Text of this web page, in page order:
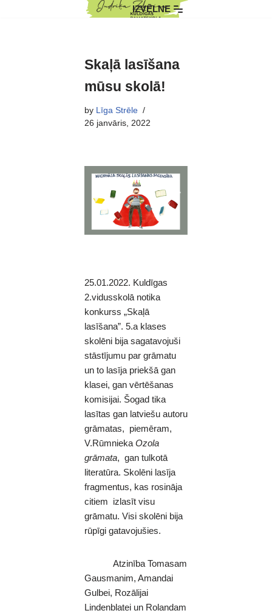
IZVĒLNE
Skaļā lasīšana
mūsu skolā!
by Līga Strēle
26 janvāris, 2022
25.01.2022. Kuldīgas
2.vidusskolā notika
konkurss „Skaļā
lasīšana”. 5.a klases
skolēni bija sagatavojuši
stāstījumu par grāmatu
un to lasīja priekšā gan
klasei, gan vērtēšanas
komisijai. Šogad tika
lasītas gan latviešu autoru
grāmatas, piemēram,
V.Rūmnieka Ozola
grāmata, gan tulkotā
literatūra. Skolēni lasīja
fragmentus, kas rosināja
citiem izlasīt visu
grāmatu. Visi skolēni bija
rūpīgi gatavojušies.
Atzinība Tomasam
Gausmanim, Amandai
Gulbei, Rozālijai
Lindenblatei un Rolandam